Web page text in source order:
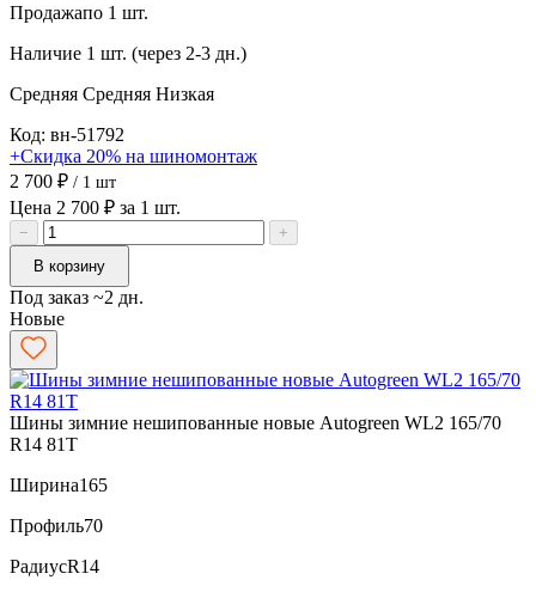
Продажапо 1 шт.
Наличие 1 шт. (через 2-3 дн.)
Средняя Средняя Низкая
Код: вн-51792
+Скидка 20% на шиномонтаж
2 700 ₽ / 1 шт
Цена 2 700 ₽ за 1 шт.
−
+
В корзину
Под заказ ~2 дн.
Новые
Шины зимние нешипованные новые Autogreen WL2 165/70
R14 81T
Ширина165
Профиль70
РадиусR14